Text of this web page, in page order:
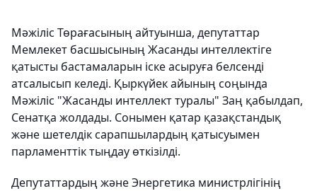
Мәжіліс Төрағасының айтуынша, депутаттар
Мемлекет басшысының Жасанды интеллектіге
қатысты бастамаларын іске асыруға белсенді
атсалысып келеді. Қыркүйек айының соңында
Мәжіліс "Жасанды интеллект туралы" Заң қабылдап,
Сенатқа жолдады. Сонымен қатар қазақстандық
және шетелдік сарапшылардың қатысуымен
парламенттік тыңдау өткізілді.
Депутаттардың және Энергетика министрлігінің